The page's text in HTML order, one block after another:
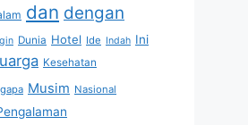
dan dengan
Dunia Hotel Ide Indah Ini
Kesehatan
Musim Nasional